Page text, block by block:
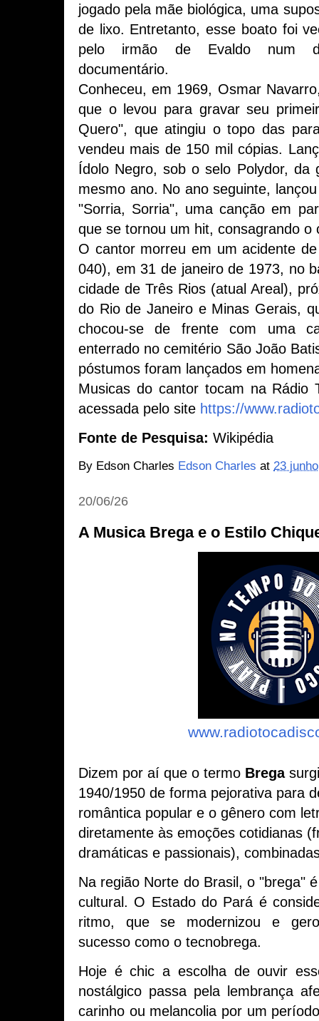
jogado pela mãe biológica, uma
de lixo. Entretanto, esse boato foi
pelo irmão de Evaldo num
documentário.
Conheceu, em 1969, Osmar
que o levou para gravar seu
Quero", que atingiu o topo das
vendeu mais de 150 mil cópias.
Ídolo Negro, sob o selo Polydor, da
mesmo ano. No ano seguinte,
"Sorria, Sorria", uma canção em
que se tornou um hit, consagrando o
O cantor morreu em um acidente
040), em 31 de janeiro de 1973, no
cidade de Três Rios (atual Areal),
do Rio de Janeiro e Minas Gerais,
chocou-se de frente com uma
enterrado no cemitério São João
póstumos foram lançados em
Musicas do cantor tocam na Rádio
acessada pelo site https://
Fonte de Pesquisa: Wikipédia
By Edson Charles Edson Charles at 23 junho
20/06/26
A Musica Brega e o Estilo
Dizem por aí que o termo Brega
1940/1950 de forma pejorativa para
romântica popular e o gênero com
diretamente às emoções cotidianas
dramáticas e passionais),
Na região Norte do Brasil, o "brega"
cultural. O Estado do Pará é
ritmo, que se modernizou e
sucesso como o tecnobrega.
Hoje é chic a escolha de ouvir
nostálgico passa pela lembrança
carinho ou melancolia por um